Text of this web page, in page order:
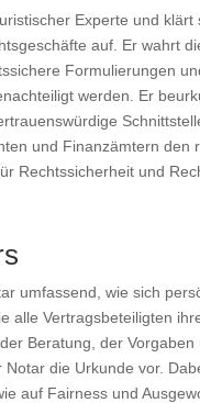
Experte und klärt
auf. Er wahrt
Formulierungen
werden. Er
und Finanzämtern den
Rechtssicherheit und
umfassend, wie sich
alle Vertragsbeteiligten
Beratung, der Vorgaben
die Urkunde vor.
auf Fairness und